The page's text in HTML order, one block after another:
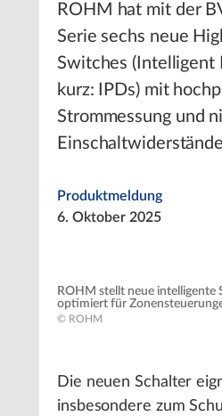
ROHM hat mit der
Serie sechs neue
Switches (Intelligent
kurz: IPDs) mit
Strommessung und
Produktmeldung
6. Oktober 2025
ROHM stellt neue intelligente
optimiert für
© ROHM
Die neuen Schalter
insbesondere zum